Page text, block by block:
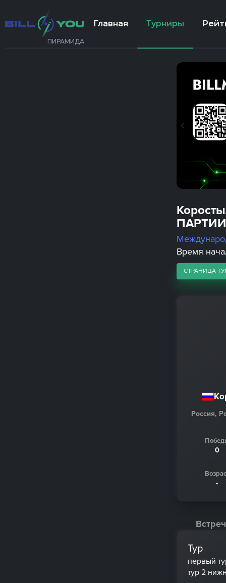
ПИРАМИДА
Главная Турниры
ПАРТИИ
Время
СТРАНИЦА
Россия,
0
-
Тур
первый
тур 2